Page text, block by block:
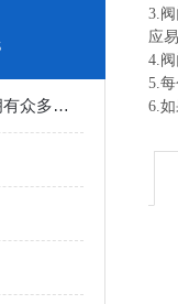
Y2000气动角座阀在使用中拥有众多特点
3.
应
4.
5.
6.